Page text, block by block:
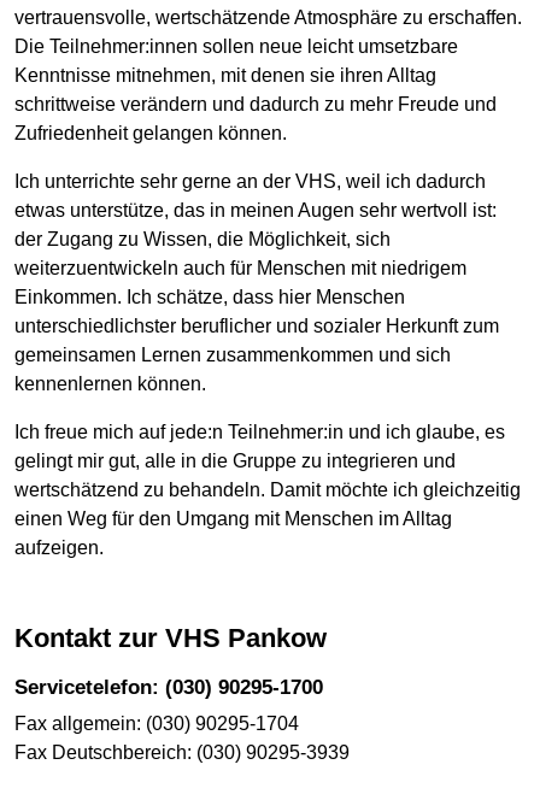
vertrauensvolle, wertschätzende Atmosphäre zu erschaffen.
Die Teilnehmer:innen sollen neue leicht umsetzbare
Kenntnisse mitnehmen, mit denen sie ihren Alltag
schrittweise verändern und dadurch zu mehr Freude und
Zufriedenheit gelangen können.
Ich unterrichte sehr gerne an der VHS, weil ich dadurch
etwas unterstütze, das in meinen Augen sehr wertvoll ist:
der Zugang zu Wissen, die Möglichkeit, sich
weiterzuentwickeln auch für Menschen mit niedrigem
Einkommen. Ich schätze, dass hier Menschen
unterschiedlichster beruflicher und sozialer Herkunft zum
gemeinsamen Lernen zusammenkommen und sich
kennenlernen können.
Ich freue mich auf jede:n Teilnehmer:in und ich glaube, es
gelingt mir gut, alle in die Gruppe zu integrieren und
wertschätzend zu behandeln. Damit möchte ich gleichzeitig
einen Weg für den Umgang mit Menschen im Alltag
aufzeigen.
Kontakt zur VHS Pankow
Servicetelefon: (030) 90295-1700
Fax allgemein: (030) 90295-1704
Fax Deutschbereich: (030) 90295-3939